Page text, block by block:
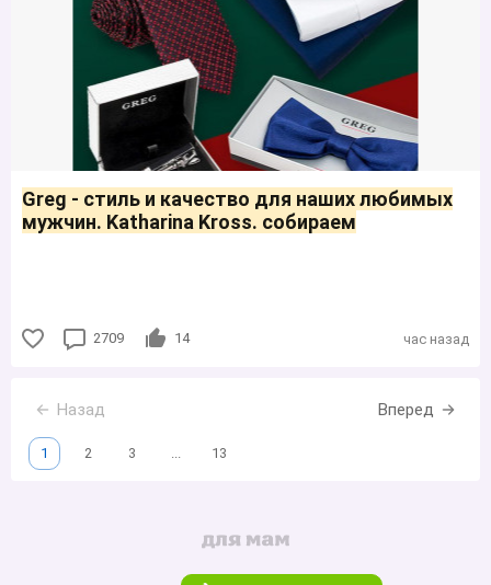
Greg - стиль и качество для наших любимых
мужчин. Katharina Kross. собираем
2709 14 час назад
Назад Вперед
1 2 3 13